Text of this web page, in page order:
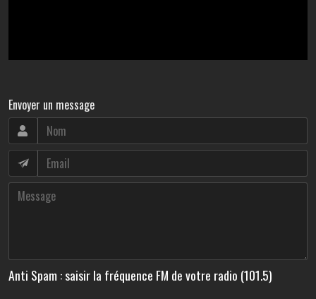
Envoyer un message
Anti Spam : saisir la fréquence FM de votre radio (101.5)